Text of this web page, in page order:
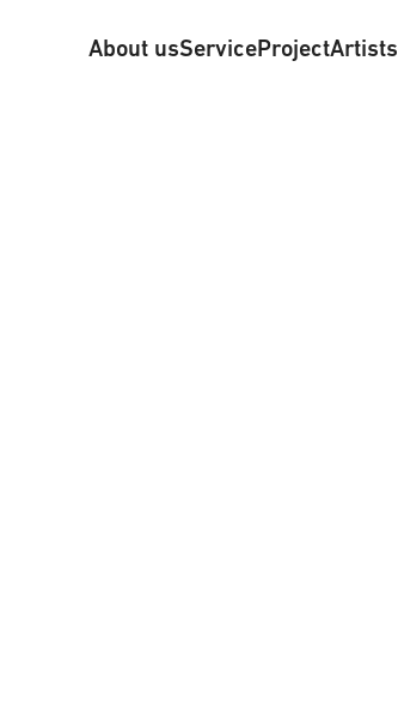
About usServiceProjectArtists